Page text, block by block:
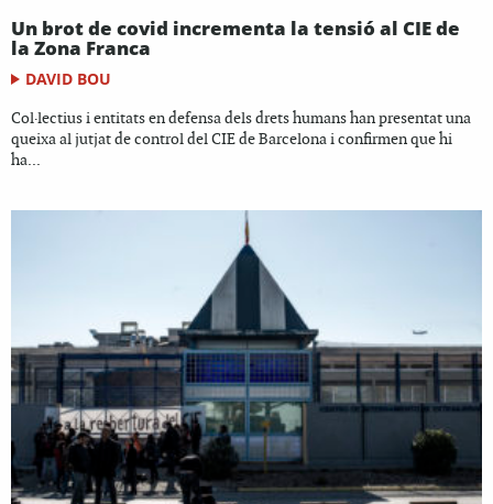
Un brot de covid incrementa la tensió al CIE de
la Zona Franca
DAVID BOU
Col·lectius i entitats en defensa dels drets humans han presentat una
queixa al jutjat de control del CIE de Barcelona i confirmen que hi
ha...